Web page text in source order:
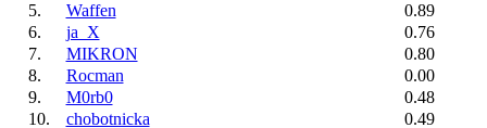
5.
Waffen
0.89
6.
ja_X
0.76
7.
MIKRON
0.80
8.
Rocman
0.00
9.
M0rb0
0.48
10.
chobotnicka
0.49